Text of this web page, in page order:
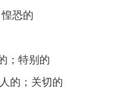
恐的
；特别的
的；关切的